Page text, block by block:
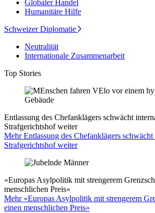
Globaler Handel
Humanitäre Hilfe
Schweizer Diplomatie
Neutralität
Internationale Zusammenarbeit
Top Stories
Entlassung des Chefanklägers schwächt
Strafgerichtshof weiter
Mehr Entlassung des Chefanklägers
Strafgerichtshof weiter
«Europas Asylpolitik mit strengerem
menschlichen Preis»
Mehr «Europas Asylpolitik mit strengerem
einen menschlichen Preis»